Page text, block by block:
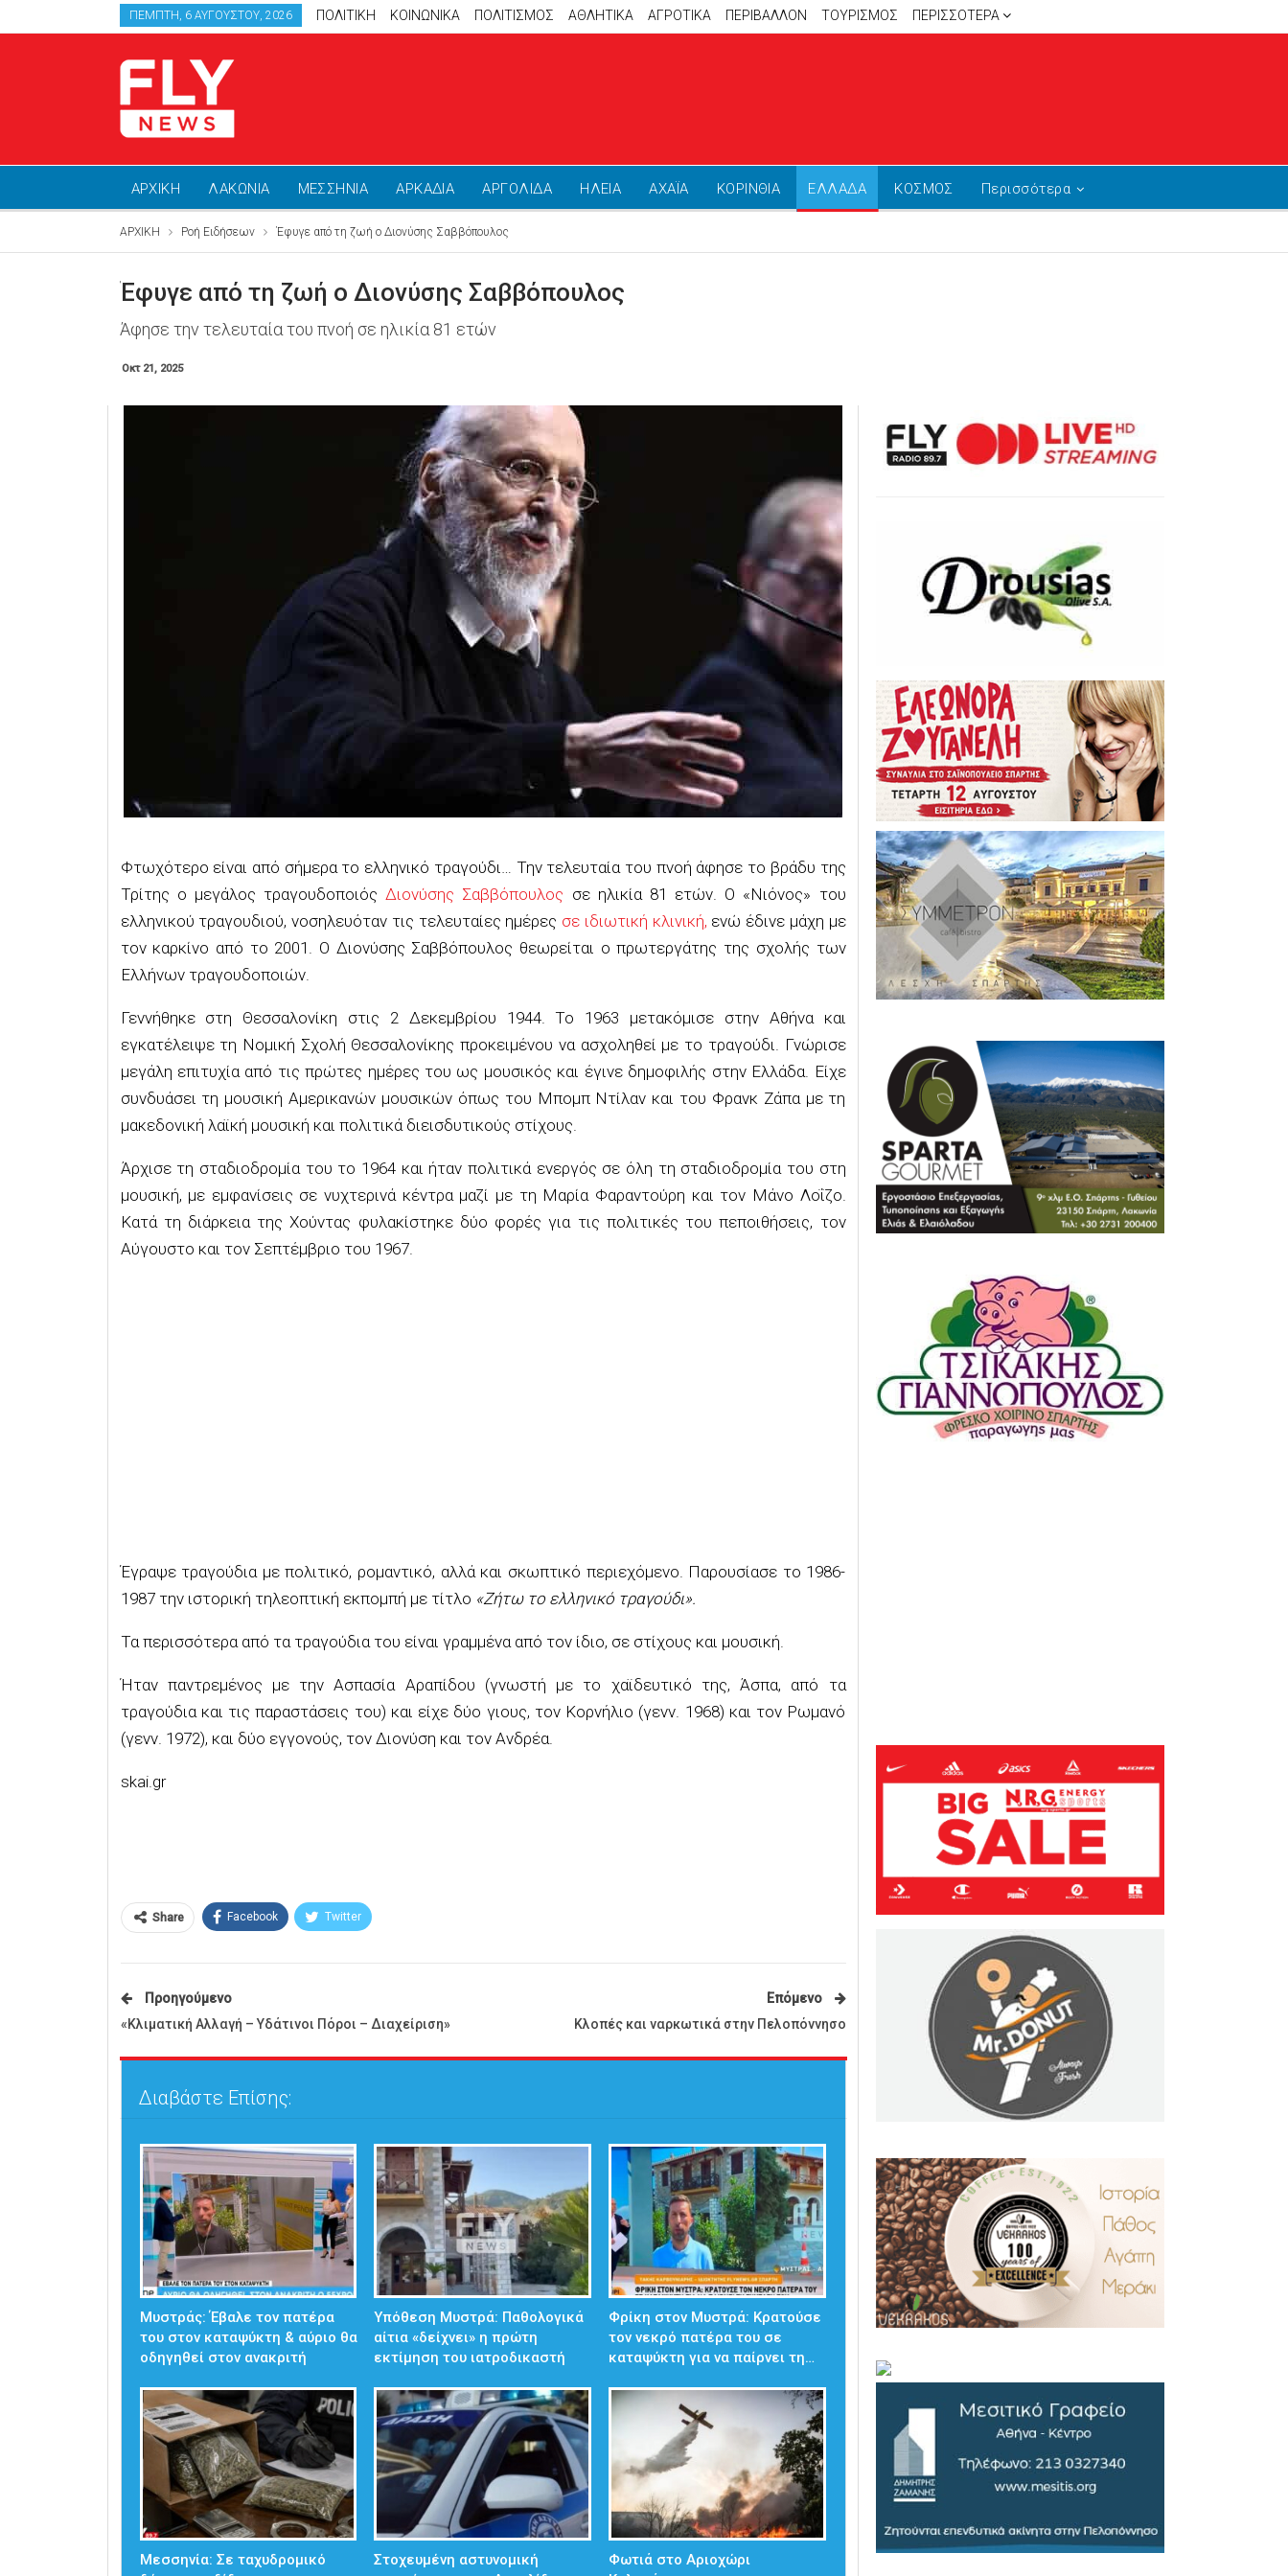
ΠΈΜΠΤΗ, 6 ΑΥΓΟΎΣΤΟΥ, 2026 ΠΟΛΙΤΙΚΗ ΚΟΙΝΩΝΙΚΑ ΠΟΛΙΤΙΣΜΟΣ ΑΘΛΗΤΙΚΆ ΑΓΡΟΤΙΚΑ ΠΕΡΙΒΑΛΛΟΝ ΤΟΥΡΙΣΜΟΣ ΠΕΡΙΣΣΌΤΕΡΑ
ΑΡΧΙΚΗ ΛΑΚΩΝΙΑ ΜΕΣΣΗΝΙΑ ΑΡΚΑΔΙΑ ΑΡΓΟΛΙΔΑ ΗΛΕΙΑ ΑΧΑΪΑ ΚΟΡΙΝΘΙΑ ΕΛΛΑΔΑ ΚΟΣΜΟΣ Περισσότερα
ΑΡΧΙΚΗ Ροή Ειδήσεων Έφυγε από τη ζωή ο Διονύσης Σαββόπουλος
Έφυγε από τη ζωή ο Διονύσης Σαββόπουλος
Άφησε την τελευταία του πνοή σε ηλικία 81 ετών
Οκτ 21, 2025
Φτωχότερο είναι από σήμερα το ελληνικό τραγούδι… Την τελευταία του πνοή άφησε το βράδυ της
Τρίτης ο μεγάλος τραγουδοποιός Διονύσης Σαββόπουλος σε ηλικία 81 ετών. Ο «Νιόνος» του
ελληνικού τραγουδιού, νοσηλευόταν τις τελευταίες ημέρες σε ιδιωτική κλινική, ενώ έδινε μάχη με
τον καρκίνο από το 2001. Ο Διονύσης Σαββόπουλος θεωρείται ο πρωτεργάτης της σχολής των
Ελλήνων τραγουδοποιών.
Γεννήθηκε στη Θεσσαλονίκη στις 2 Δεκεμβρίου 1944. Το 1963 μετακόμισε στην Αθήνα και
εγκατέλειψε τη Νομική Σχολή Θεσσαλονίκης προκειμένου να ασχοληθεί με το τραγούδι. Γνώρισε
μεγάλη επιτυχία από τις πρώτες ημέρες του ως μουσικός και έγινε δημοφιλής στην Ελλάδα. Είχε
συνδυάσει τη μουσική Αμερικανών μουσικών όπως του Μπομπ Ντίλαν και του Φρανκ Ζάπα με τη
μακεδονική λαϊκή μουσική και πολιτικά διεισδυτικούς στίχους.
Άρχισε τη σταδιοδρομία του το 1964 και ήταν πολιτικά ενεργός σε όλη τη σταδιοδρομία του στη
μουσική, με εμφανίσεις σε νυχτερινά κέντρα μαζί με τη Μαρία Φαραντούρη και τον Μάνο Λοΐζο.
Κατά τη διάρκεια της Χούντας φυλακίστηκε δύο φορές για τις πολιτικές του πεποιθήσεις, τον
Αύγουστο και τον Σεπτέμβριο του 1967.
Έγραψε τραγούδια με πολιτικό, ρομαντικό, αλλά και σκωπτικό περιεχόμενο. Παρουσίασε το 1986-
1987 την ιστορική τηλεοπτική εκπομπή με τίτλο «Ζήτω το ελληνικό τραγούδι».
Τα περισσότερα από τα τραγούδια του είναι γραμμένα από τον ίδιο, σε στίχους και μουσική.
Ήταν παντρεμένος με την Ασπασία Αραπίδoυ (γνωστή με το χαϊδευτικό της, Άσπα, από τα
τραγούδια και τις παραστάσεις του) και είχε δύο γιους, τoν Κoρνήλιo (γενν. 1968) και τoν Ρωμανό
(γενν. 1972), και δύο εγγονούς, τον Διονύση και τον Ανδρέα.
skai.gr
Share Facebook Twitter
Προηγούμενο
«Κλιματική Αλλαγή – Υδάτινοι Πόροι – Διαχείριση»
Επόμενο
Κλοπές και ναρκωτικά στην Πελοπόννησο
Διαβάστε Επίσης:
Μυστράς: Έβαλε τον πατέρα
του στον καταψύκτη & αύριο θα
οδηγηθεί στον ανακριτή
Υπόθεση Μυστρά: Παθολογικά
αίτια «δείχνει» η πρώτη
εκτίμηση του ιατροδικαστή
Φρίκη στον Μυστρά: Κρατούσε
τον νεκρό πατέρα του σε
καταψύκτη για να παίρνει τη…
Μεσσηνία: Σε ταχυδρομικό
Στοχευμένη αστυνομική
Φωτιά στο Αριοχώρι